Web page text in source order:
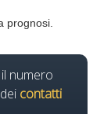
prognosi.
numero
contatti